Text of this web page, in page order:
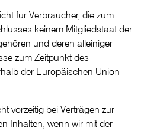
für Verbraucher, die zum
keinem Mitgliedstaat der
und deren alleiniger
zum Zeitpunkt des
der Europäischen Union
vorzeitig bei Verträgen zur
Inhalten, wenn wir mit der